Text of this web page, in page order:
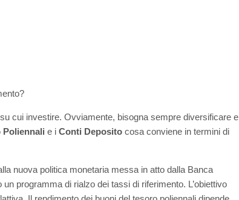
cui investire. Ovviamente, bisogna sempre diversificare e
Poliennali e i Conti Deposito cosa conviene in termini di
nuova politica monetaria messa in atto dalla Banca
programma di rialzo dei tassi di riferimento. L’obiettivo